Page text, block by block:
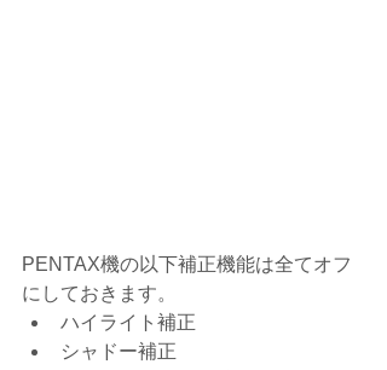
PENTAX機の以下補正機能は全てオフ
にしておきます。
ハイライト補正
シャドー補正